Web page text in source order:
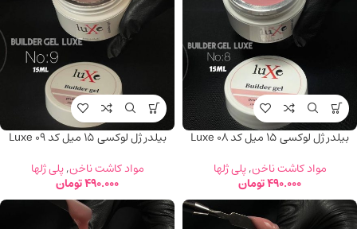
بیلدر ژل لوکسی 15 میل کد Luxe 08
مواد کاشت ناخن,پلی ژلها
490.000تومان
بیلدر ژل لوکسی 15 میل کد Luxe 09
مواد کاشت ناخن,پلی ژلها
490.000تومان